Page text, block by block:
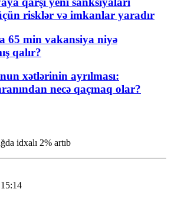
risklər və imkanlar yaradır
65 min vakansiya niyə
qalır?
xətlərinin ayrılması:
necə qaçmaq olar?
idxalı 2% artıb
15:14